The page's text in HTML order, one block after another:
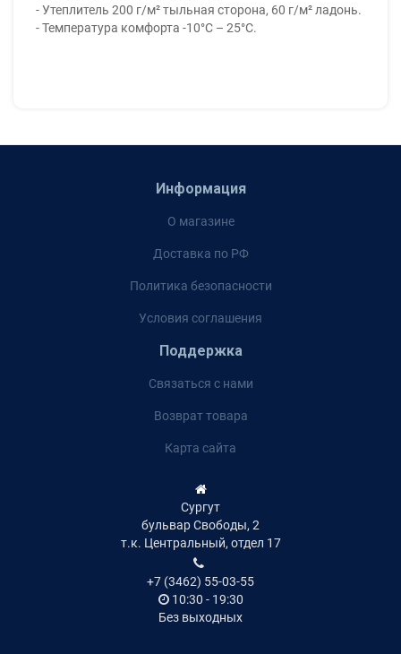
- Утеплитель 200 г/м² тыльная сторона, 60 г/м² ладонь.
- Температура комфорта -10°С – 25°С.
Информация
О магазине
Доставка по РФ
Политика безопасности
Условия соглашения
Поддержка
Связаться с нами
Возврат товара
Карта сайта
Сургут
бульвар Свободы, 2
т.к. Центральный, отдел 17
+7 (3462) 55-03-55
10:30 - 19:30
Без выходных